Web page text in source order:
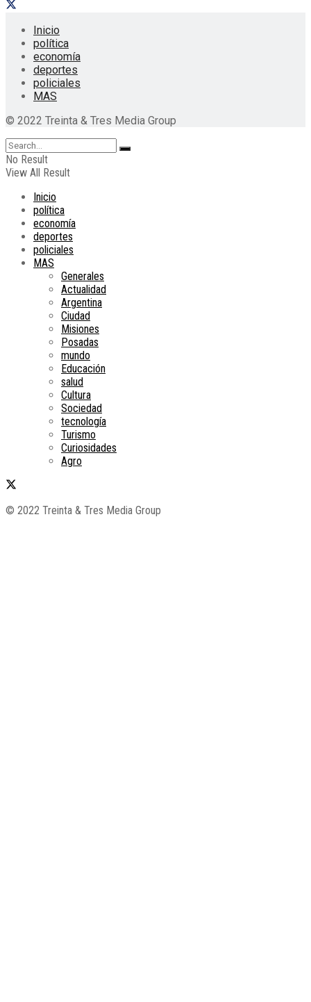
Inicio
política
economía
deportes
policiales
MAS
© 2022 Treinta & Tres Media Group
No Result
View All Result
Inicio
política
economía
deportes
policiales
MAS
Generales
Actualidad
Argentina
Ciudad
Misiones
Posadas
mundo
Educación
salud
Cultura
Sociedad
tecnología
Turismo
Curiosidades
Agro
© 2022 Treinta & Tres Media Group